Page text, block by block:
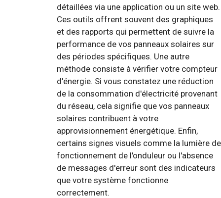
détaillées via une application ou un site web.
Ces outils offrent souvent des graphiques
et des rapports qui permettent de suivre la
performance de vos panneaux solaires sur
des périodes spécifiques. Une autre
méthode consiste à vérifier votre compteur
d'énergie. Si vous constatez une réduction
de la consommation d'électricité provenant
du réseau, cela signifie que vos panneaux
solaires contribuent à votre
approvisionnement énergétique. Enfin,
certains signes visuels comme la lumière de
fonctionnement de l'onduleur ou l'absence
de messages d'erreur sont des indicateurs
que votre système fonctionne
correctement.